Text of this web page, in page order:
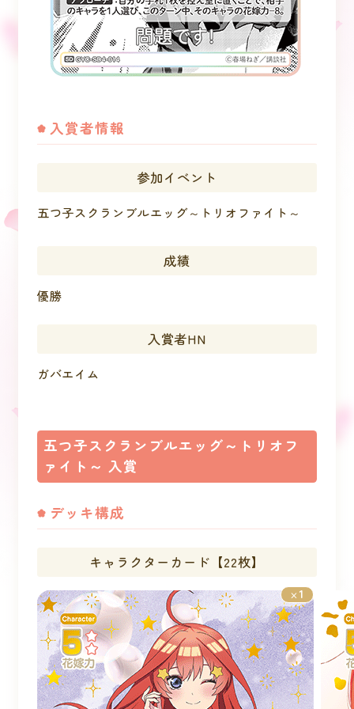
入賞者情報
参加イベント
五つ子スクランブルエッグ～トリオファイト～
成績
優勝
入賞者HN
ガバエイム
五つ子スクランブルエッグ～トリオフ
ァイト～ 入賞
デッキ構成
キャラクターカード【22枚】
× 1